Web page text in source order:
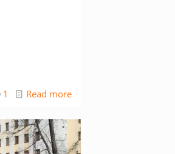
1 Read more